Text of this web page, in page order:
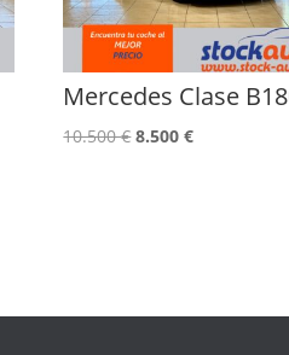
Mercedes Clase
10.500€El
8.500€El